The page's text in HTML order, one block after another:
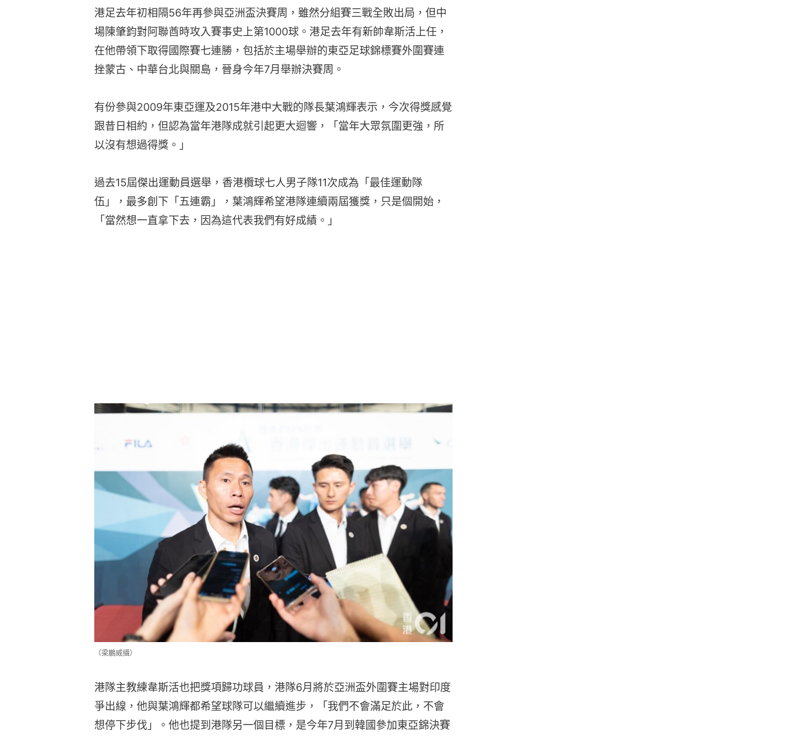
港足去年初相隔56年再參與亞洲盃決賽周，雖然分組賽三戰全敗出局，但中
場陳肇鈞對阿聯酋時攻入賽事史上第1000球。港足去年有新帥韋斯活上任，
在他帶領下取得國際賽七連勝，包括於主場舉辦的東亞足球錦標賽外圍賽連
挫蒙古、中華台北與關島，晉身今年7月舉辦決賽周。
有份參與2009年東亞運及2015年港中大戰的隊長葉鴻輝表示，今次得獎感覺
跟昔日相約，但認為當年港隊成就引起更大迴響，「當年大眾氛圍更強，所
以沒有想過得獎。」
過去15屆傑出運動員選舉，香港欖球七人男子隊11次成為「最佳運動隊
伍」，最多創下「五連霸」，葉鴻輝希望港隊連續兩屆獲獎，只是個開始，
「當然想一直拿下去，因為這代表我們有好成績。」
（梁鵬威攝）
港隊主教練韋斯活也把獎項歸功球員，港隊6月將於亞洲盃外圍賽主場對印度
爭出線，他與葉鴻輝都希望球隊可以繼續進步，「我們不會滿足於此，不會
想停下步伐」。他也提到港隊另一個目標，是今年7月到韓國參加東亞錦決賽